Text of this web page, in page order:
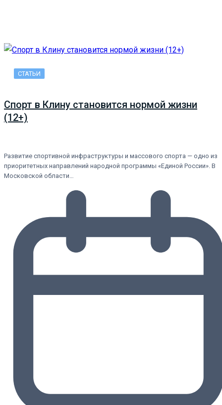
СТАТЬИ
Спорт в Клину становится нормой жизни
(12+)
Развитие спортивной инфраструктуры и массового спорта — одно из
приоритетных направлений народной программы «Единой России». В
Московской области…